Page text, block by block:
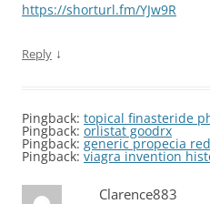
https://shorturl.fm/YJw9R
Reply ↓
Pingback: topical finasteride
Pingback: orlistat goodrx
Pingback: generic propecia
Pingback: viagra invention
Clarence883